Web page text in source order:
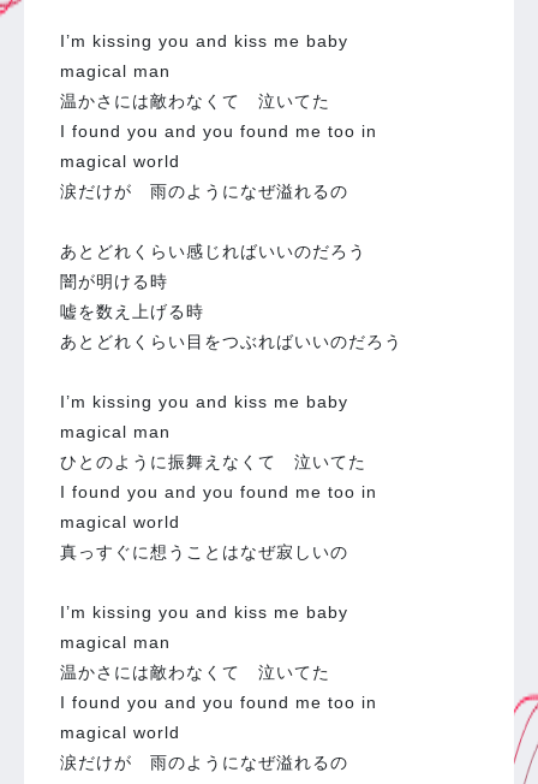
I’m kissing you and kiss me baby
magical man
温かさには敵わなくて 泣いてた
I found you and you found me too in
magical world
涙だけが 雨のようになぜ溢れるの
あとどれくらい感じればいいのだろう
闇が明ける時
嘘を数え上げる時
あとどれくらい目をつぶればいいのだろう
I’m kissing you and kiss me baby
magical man
ひとのように振舞えなくて 泣いてた
I found you and you found me too in
magical world
真っすぐに想うことはなぜ寂しいの
I’m kissing you and kiss me baby
magical man
温かさには敵わなくて 泣いてた
I found you and you found me too in
magical world
涙だけが 雨のようになぜ溢れるの